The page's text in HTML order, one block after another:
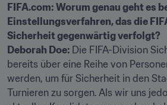
FIFA.com: Worum genau geht es
Einstellungsverfahren, das die
Sicherheit gegenwärtig verfolgt?
Deborah Doe: Die FIFA-Division
bereits über eine Reihe von
werden, um für Sicherheit in den
Turnieren zu sorgen. Als wir uns